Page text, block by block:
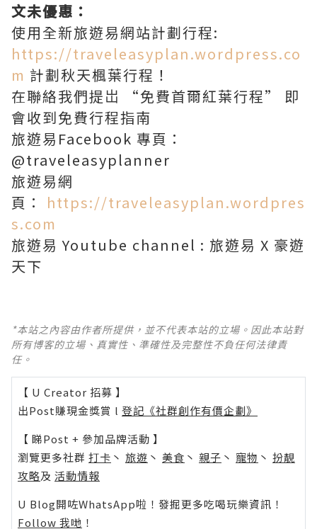
文未優惠：
使用全新旅遊易網站計劃行程:
https://traveleasyplan.wordpress.co
m 計劃秋天楓葉行程！
在聯絡我們提岀 “免費首爾紅葉行程” 即
會收到免費行程指南
旅遊易Facebook 專頁：
@traveleasyplanner
旅遊易網
頁： https://traveleasyplan.wordpres
s.com
旅遊易 Youtube channel : 旅遊易 X 豪遊
天下
*本站之內容由作者所提供，並不代表本站的立場。因此本站對
所有博客的立場、真實性、準確性及完整性不負任何法律責
任。
【 U Creator 招募 】
出Post賺現金獎賞 l 登記《社群創作有價企劃》
【 睇Post + 參加品牌活動 】
瀏覽更多社群 打卡 丶 旅遊 丶 美食 丶 親子 丶 寵物 丶 扮靚
攻略及 活動情報
U Blog開咗WhatsApp啦！發掘更多吃喝玩樂資訊！
Follow 我哋 ！